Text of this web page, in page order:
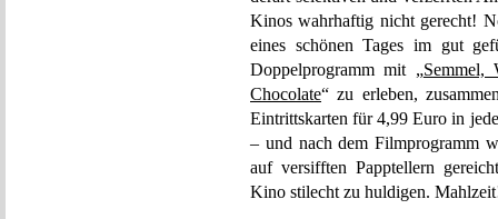
Kinos wahrhaftig nicht gerecht!
eines schönen Tages im gut
Doppelprogramm mit „Semmel,
Chocolate“ zu erleben,
Eintrittskarten für 4,99 Euro in
– und nach dem Filmprogramm
auf versifften Papptellern
Kino stilecht zu huldigen.